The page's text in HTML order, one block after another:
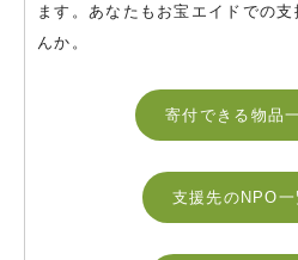
ます。あなたもお宝エイドでの
んか。
寄付できる物品
支援先のNPO一